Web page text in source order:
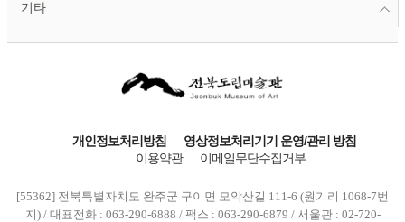
기타
개인정보처리방침
영상정보처리기기 운영/관리 방침
이용약관
이메일무단수집거부
[55362] 전북특별자치도 완주군 구이면 모악산길 111-6 (원기리 1068-7번
지) / 대표전화 : 063-290-6888 / 팩스 : 063-290-6879 / 서울관 : 02-720-